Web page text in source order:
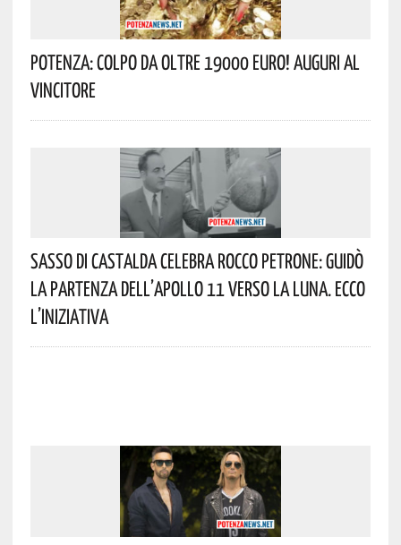
Potenza: Colpo Da Oltre 19000 Euro! Auguri Al
Vincitore
Sasso Di Castalda Celebra Rocco Petrone: Guidò
La Partenza Dell’Apollo 11 Verso La Luna. Ecco
L’iniziativa